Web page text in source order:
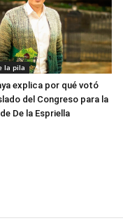
la pila
explica por qué votó
del Congreso para la
De la Espriella